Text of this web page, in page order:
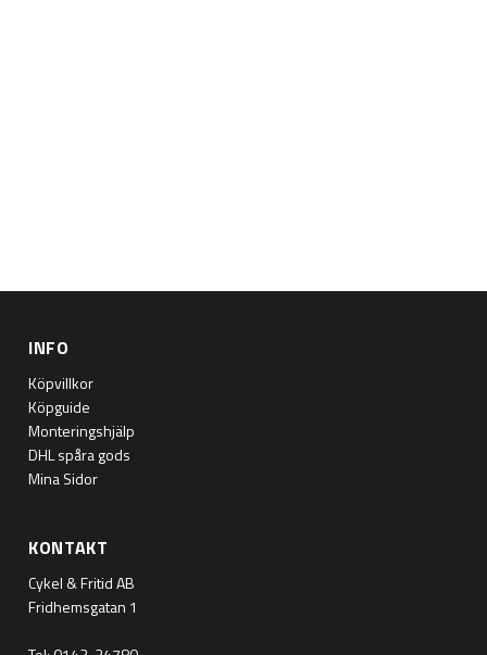
INFO
Köpvillkor
Köpguide
Monteringshjälp
DHL spåra gods
Mina Sidor
KONTAKT
Cykel & Fritid AB
Fridhemsgatan 1